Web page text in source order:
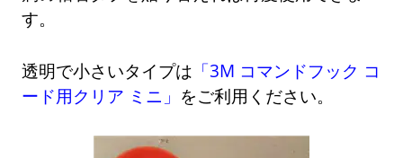
す。
透明で小さいタイプは 「3M コマンドフック コ
ード用クリア ミニ」 をご利用ください。